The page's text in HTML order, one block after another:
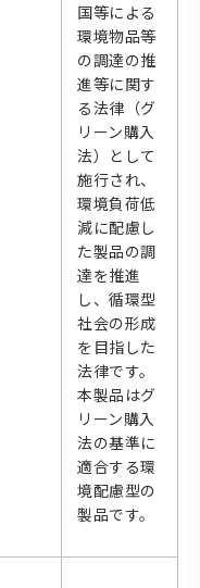
国等による
環境物品等
の調達の推
進等に関す
る法律（グ
リーン購入
法）として
施行され、
環境負荷低
減に配慮し
た製品の調
達を推進
し、循環型
社会の形成
を目指した
法律です。
本製品はグ
リーン購入
法の基準に
適合する環
境配慮型の
製品です。